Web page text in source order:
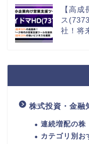
【高
ス
社！将
株式投資・金融
連続増配の株
カテゴリ別